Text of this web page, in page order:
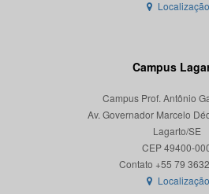
Localização
Campus
Campus Prof. Antônio
Av. Governador Marcelo
Lagarto/SE
CEP 49400-
Localização